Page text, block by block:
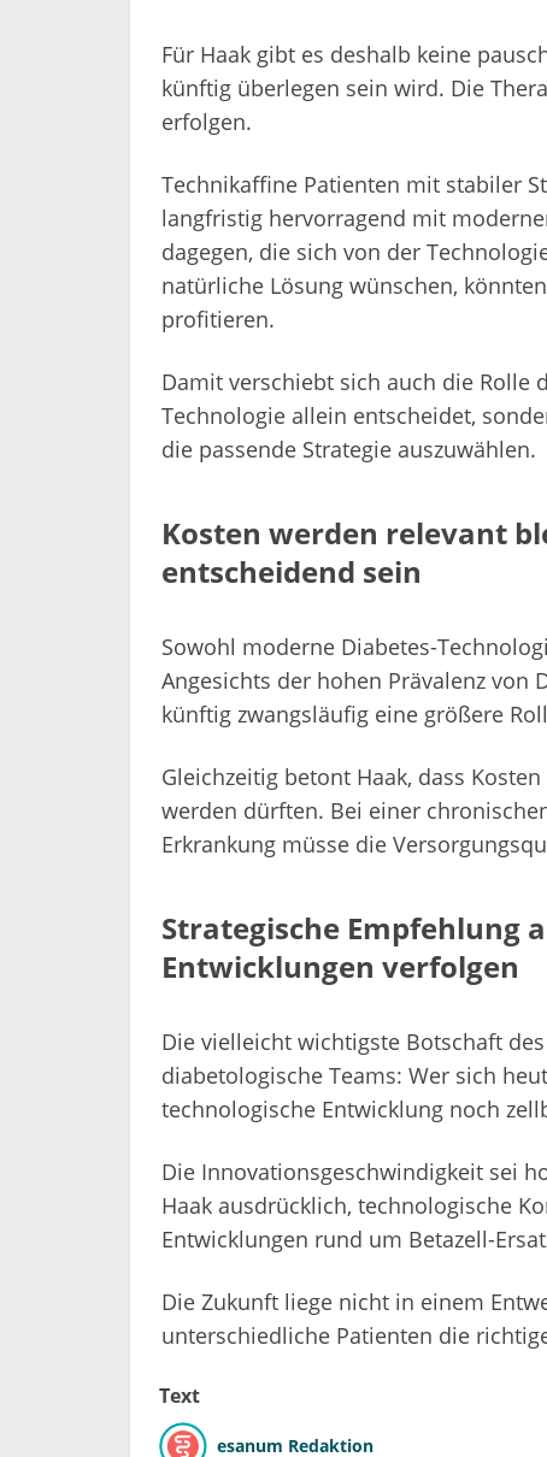
Für Haak gibt es deshalb keine
künftig überlegen sein wird. Die
erfolgen.
Technikaffine Patienten mit stabiler
langfristig hervorragend mit
dagegen, die sich von der
natürliche Lösung wünschen,
profitieren.
Damit verschiebt sich auch die Rolle
Technologie allein entscheidet,
die passende Strategie auszuwählen.
Kosten werden relevant
entscheidend sein
Sowohl moderne Diabetes-
Angesichts der hohen Prävalenz von
künftig zwangsläufig eine größere
Gleichzeitig betont Haak, dass
werden dürften. Bei einer
Erkrankung müsse die
Strategische Empfehlung
Entwicklungen verfolgen
Die vielleicht wichtigste Botschaft
diabetologische Teams: Wer sich
technologische Entwicklung noch
Die Innovationsgeschwindigkeit sei
Haak ausdrücklich, technologische
Entwicklungen rund um Betazell-
Die Zukunft liege nicht in einem
unterschiedliche Patienten die
Text
esanum Redaktion